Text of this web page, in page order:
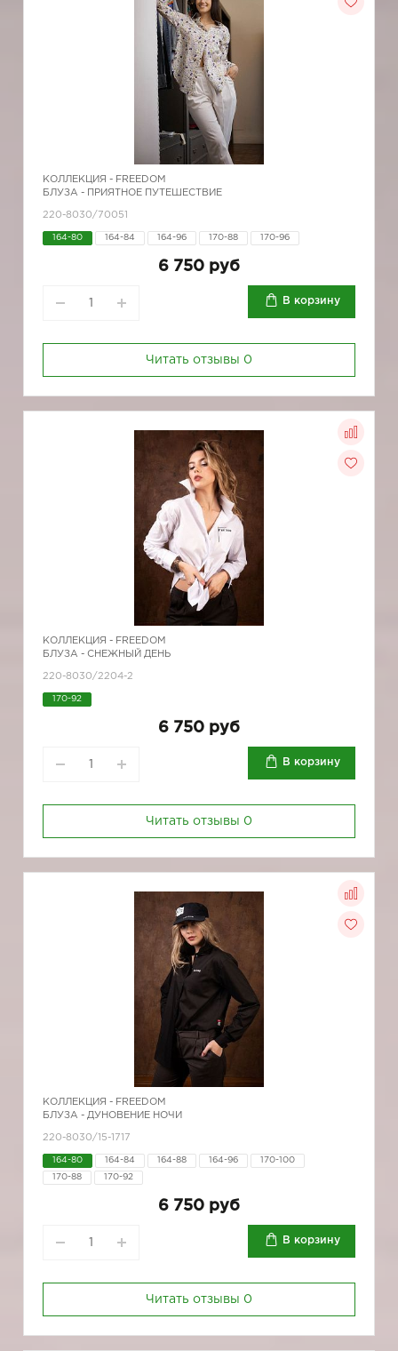
КОЛЛЕКЦИЯ - FREEDOM
БЛУЗА - ПРИЯТНОЕ ПУТЕШЕСТВИЕ
220-8030/70051
164-80 164-84 164-96 170-88 170-96
6 750 руб
В корзину
Читать отзывы 0
КОЛЛЕКЦИЯ - FREEDOM
БЛУЗА - СНЕЖНЫЙ ДЕНЬ
220-8030/2204-2
170-92
6 750 руб
В корзину
Читать отзывы 0
КОЛЛЕКЦИЯ - FREEDOM
БЛУЗА - ДУНОВЕНИЕ НОЧИ
220-8030/15-1717
164-80 164-84 164-88 164-96 170-100
170-88 170-92
6 750 руб
В корзину
Читать отзывы 0